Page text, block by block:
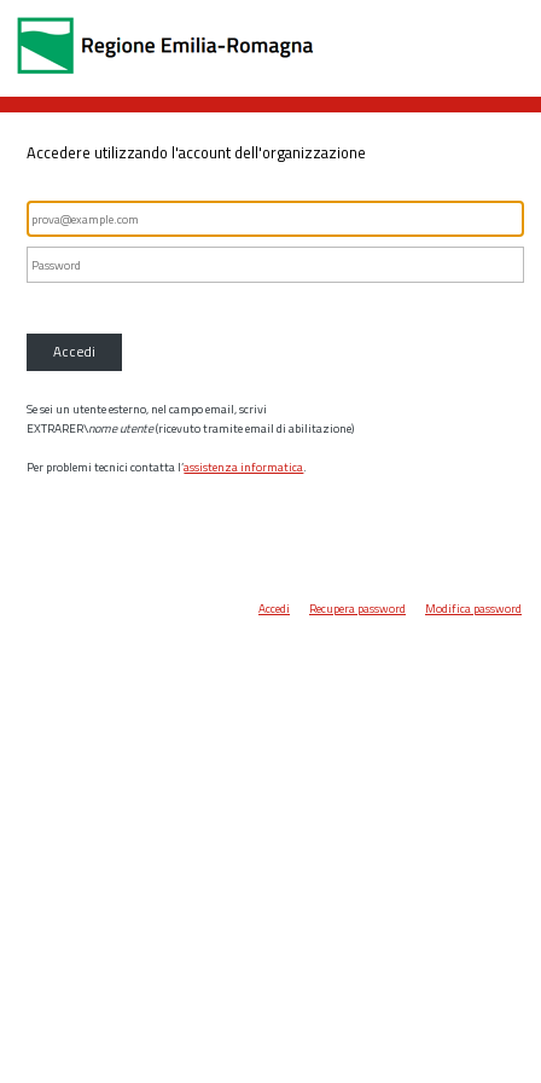
Accedere utilizzando l'account dell'organizzazione
Accedi
Se sei un utente esterno, nel campo email, scrivi
EXTRARER\nome utente(ricevuto tramite email di abilitazione)
Per problemi tecnici contatta l’assistenza informatica.
Accedi Recupera password Modifica password